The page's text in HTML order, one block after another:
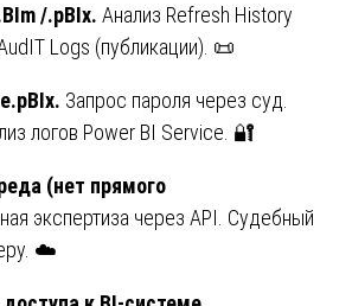
/.pBIx. Анализ Refresh History
Logs (публикации). 📜
Запрос пароля через суд.
логов Power BI Service. 🔐
(нет прямого
экспертиза через API. Судебный
☁️